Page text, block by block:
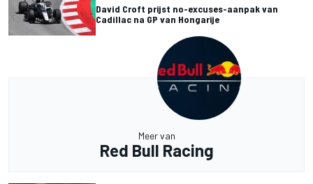
David Croft prijst no-excuses-aanpak van
Cadillac na GP van Hongarije
Meer van
Red Bull Racing